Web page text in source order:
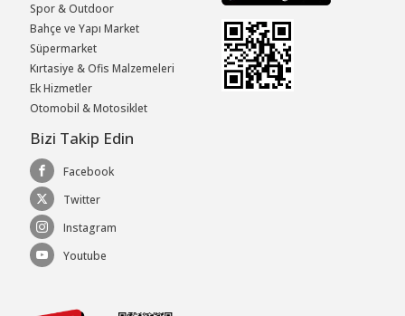
Spor & Outdoor
Bahçe ve Yapı Market
Süpermarket
Kırtasiye & Ofis Malzemeleri
Ek Hizmetler
Otomobil & Motosiklet
Bizi Takip Edin
Facebook
Twitter
Instagram
Youtube